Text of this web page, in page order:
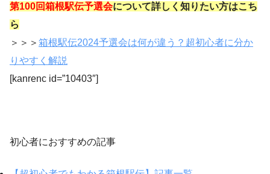
第100回箱根駅伝予選会について詳しく知りたい方はこち
ら
＞＞＞ 箱根駅伝2024予選会は何が違う？超初心者に分か
りやすく解説
[kanrenc id=”10403″]
初心者におすすめの記事